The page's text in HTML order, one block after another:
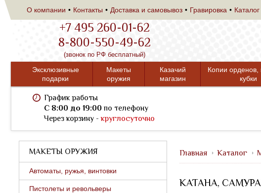
О компании Контакты Доставка и самовывоз Гравировка Каталог
+7 495 260-01-62
8-800-550-49-62
(звонок по РФ бесплатный)
Эксклюзивные
подарки
Макеты
оружия
Казачий
магазин
Копии орденов,
кубки
График работы
C 8:00 до 19:00по телефону
Через корзину -круглосуточно
МАКЕТЫ ОРУЖИЯ
Автоматы, ружья, винтовки
Пистолеты и револьверы
Главная Каталог
КАТАНА,